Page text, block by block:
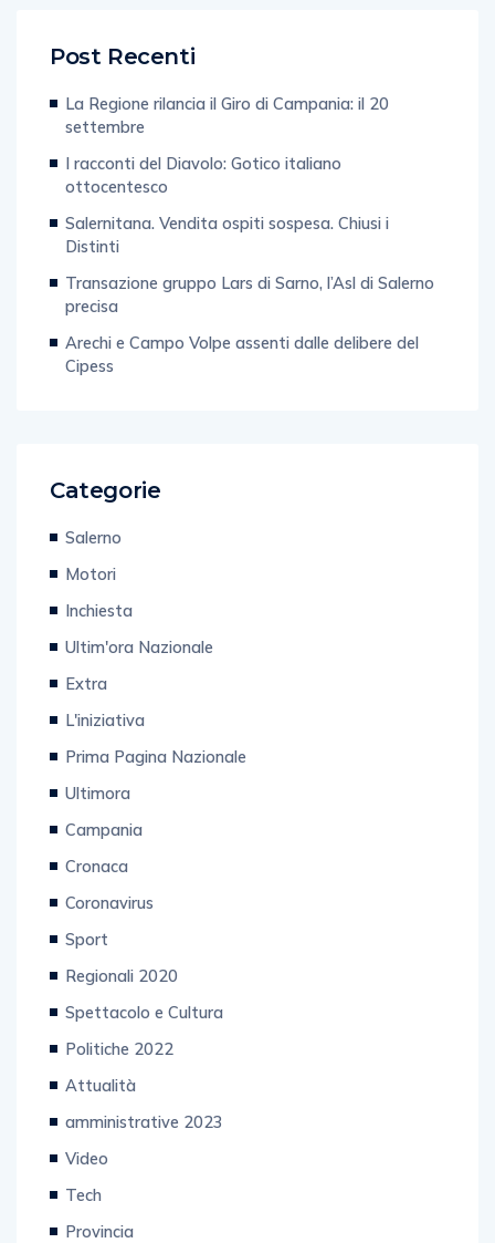
Post Recenti
La Regione rilancia il Giro di Campania: il 20
settembre
I racconti del Diavolo: Gotico italiano
ottocentesco
Salernitana. Vendita ospiti sospesa. Chiusi i
Distinti
Transazione gruppo Lars di Sarno, l’Asl di Salerno
precisa
Arechi e Campo Volpe assenti dalle delibere del
Cipess
Categorie
Salerno
Motori
Inchiesta
Ultim'ora Nazionale
Extra
L'iniziativa
Prima Pagina Nazionale
Ultimora
Campania
Cronaca
Coronavirus
Sport
Regionali 2020
Spettacolo e Cultura
Politiche 2022
Attualità
amministrative 2023
Video
Tech
Provincia